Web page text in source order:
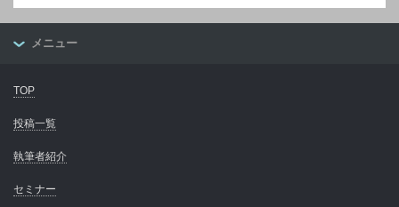
メニュー
TOP
投稿一覧
執筆者紹介
セミナー